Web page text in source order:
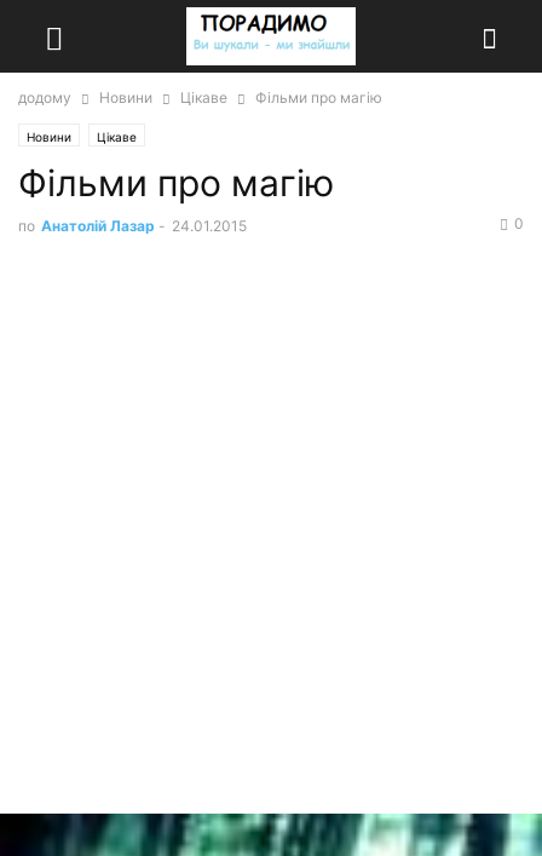
додому Новини Цікаве Фільми про магію
Новини Цікаве
Фільми про магію
по Анатолій Лазар - 24.01.2015 0